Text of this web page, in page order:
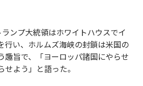
ンプ大統領はホワイトハウスでイ
行い、ホルムズ海峡の封鎖は米国の
趣旨で、「ヨーロッパ諸国にやらせ
よう」と語った。